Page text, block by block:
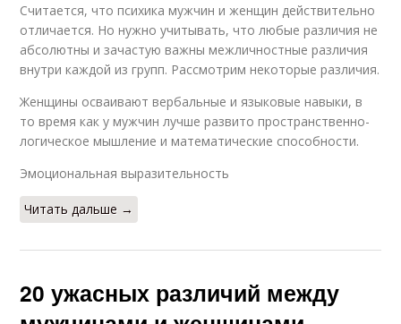
Считается, что психика мужчин и женщин действительно
отличается. Но нужно учитывать, что любые различия не
абсолютны и зачастую важны межличностные различия
внутри каждой из групп. Рассмотрим некоторые различия.
Женщины осваивают вербальные и языковые навыки, в
то время как у мужчин лучше развито пространственно-
логическое мышление и математические способности.
Эмоциональная выразительность
Читать дальше →
20 ужасных различий между